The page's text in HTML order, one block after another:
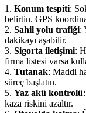
1. Konum tespiti:
belirtin. GPS
2. Sahil yolu trafiği:
dakikayı aşabilir.
3. Sigorta iletişimi:
firma listesi varsa
4. Tutanak: Maddi
süreç başlatın.
5. Yaz akü kontrolü
kaza riskini azaltır.